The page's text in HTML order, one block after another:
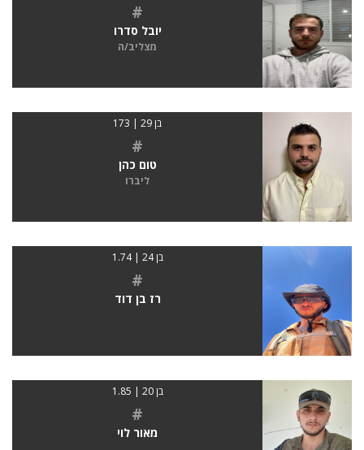
#
יובל סדרו
מצליב/ה
בן 29 | 173
#
טום כהן
ליברו
בן 24 | 1.74
#
רז בן דוד
בן 20 | 1.85
#
מאור לוי